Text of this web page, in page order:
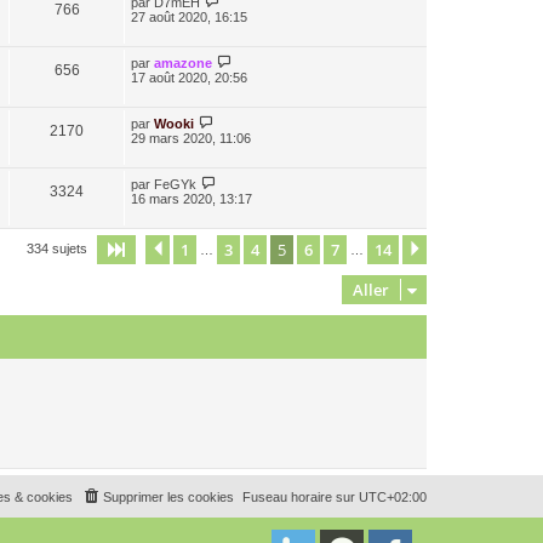
766
27 août 2020, 16:15
656 par amazone
17 août 2020, 20:56
2170 par Wooki
29 mars 2020, 11:06
3324 par FeGYk
16 mars 2020, 13:17
334 sujets Page sur14
Précédent
1 3 4 5 6 7 14
Aller
Fuseau horaire sur UTC+02:00
Supprimer les cookies
& cookies